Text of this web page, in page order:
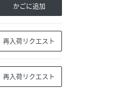
かごに追加
再入荷リクエスト
再入荷リクエスト